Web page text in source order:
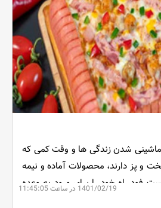
1401/02/19 در ساعت 11:45:05
ماشینی شدن زندگی ها و وقت کمی که
و پز دارند، محصولات آماده و نیمه
فود راه خود را برای ورود به وعده